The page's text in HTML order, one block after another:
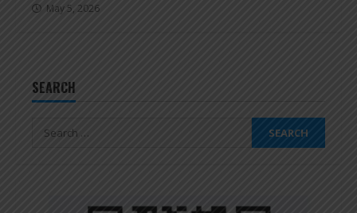
May 5, 2026
SEARCH
Search